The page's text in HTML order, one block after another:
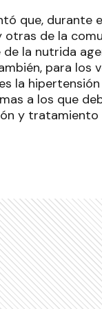
que, durante
de la
la nutrida
para los
la
a los que
y tratamiento